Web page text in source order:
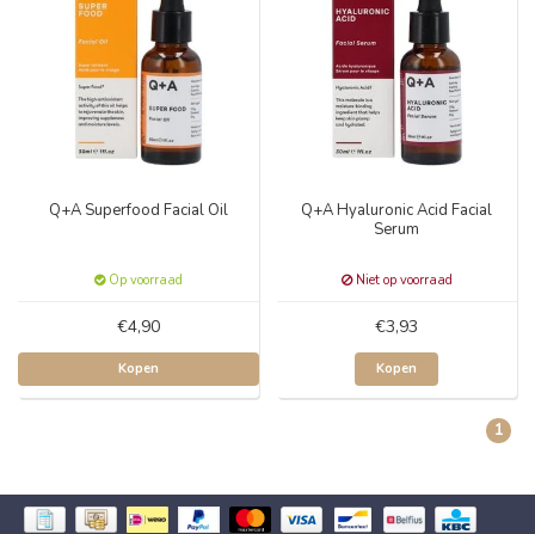
Q+A Superfood Facial Oil
Op voorraad
€4,90
Kopen
Q+A Hyaluronic Acid Facial
Serum
Niet op voorraad
€3,93
Kopen
1